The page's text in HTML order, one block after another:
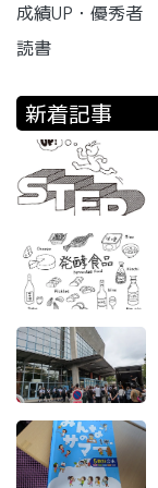
成績UP・優秀者
読書
新着記事